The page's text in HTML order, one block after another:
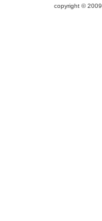
copyright ©